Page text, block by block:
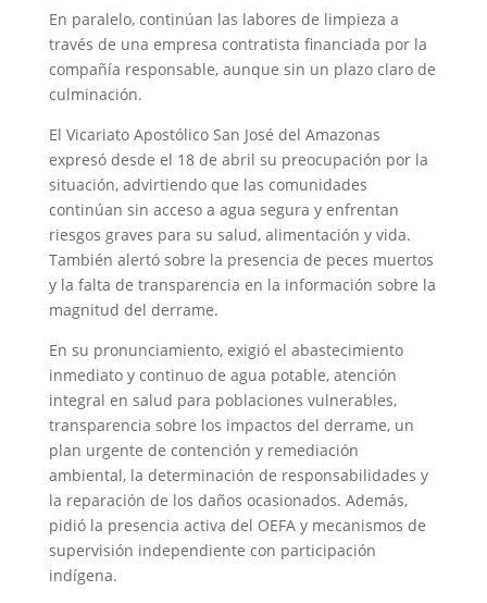
En paralelo, continúan las labores de limpieza a
través de una empresa contratista financiada por la
compañía responsable, aunque sin un plazo claro de
culminación.
El Vicariato Apostólico San José del Amazonas
expresó desde el 18 de abril su preocupación por la
situación, advirtiendo que las comunidades
continúan sin acceso a agua segura y enfrentan
riesgos graves para su salud, alimentación y vida.
También alertó sobre la presencia de peces muertos
y la falta de transparencia en la información sobre la
magnitud del derrame.
En su pronunciamiento, exigió el abastecimiento
inmediato y continuo de agua potable, atención
integral en salud para poblaciones vulnerables,
transparencia sobre los impactos del derrame, un
plan urgente de contención y remediación
ambiental, la determinación de responsabilidades y
la reparación de los daños ocasionados. Además,
pidió la presencia activa del OEFA y mecanismos de
supervisión independiente con participación
indígena.